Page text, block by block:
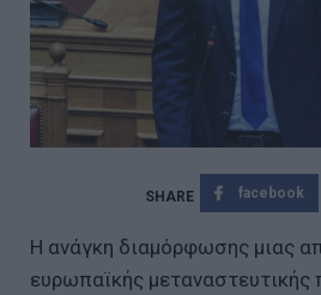
facebook
Η ανάγκη διαμόρφωσης μιας
ευρωπαϊκής μεταναστευτικής